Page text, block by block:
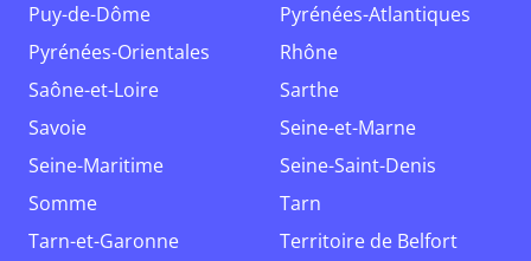
Puy-de-Dôme
Pyrénées-Atlantiques
Pyrénées-Orientales
Rhône
Saône-et-Loire
Sarthe
Savoie
Seine-et-Marne
Seine-Maritime
Seine-Saint-Denis
Somme
Tarn
Tarn-et-Garonne
Territoire de Belfort